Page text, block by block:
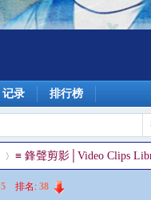
记录 排行榜
≡ 鋒聲剪影│Video Clips
5 排名: 38